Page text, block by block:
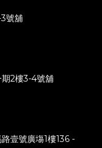
號舖
期2樓3-4號舖
壹號廣塲1樓136 -